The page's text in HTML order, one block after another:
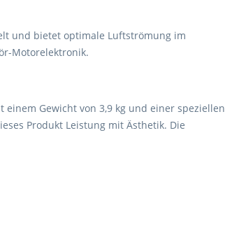
und bietet optimale Luftströmung im
Motorelektronik.
Gewicht von 3,9 kg und einer speziellen
Produkt Leistung mit Ästhetik. Die